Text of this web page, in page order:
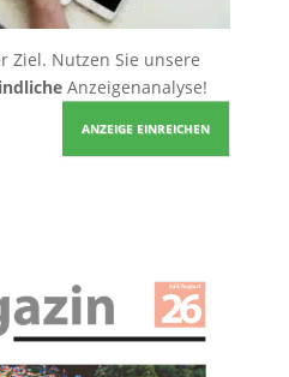
Ziel. Nutzen Sie unsere
Anzeigenanalyse!
ANZEIGE EINREICHEN